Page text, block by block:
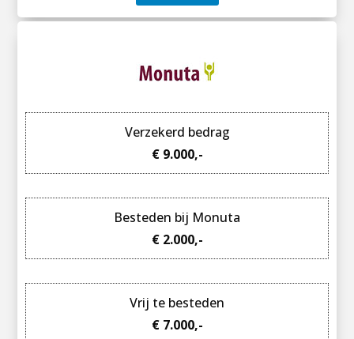
Verzekerd bedrag
€ 9.000,-
Besteden bij Monuta
€ 2.000,-
Vrij te besteden
€ 7.000,-